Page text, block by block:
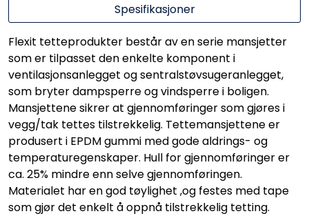
Spesifikasjoner
Flexit tetteprodukter består av en serie mansjetter
som er tilpasset den enkelte komponent i
ventilasjonsanlegget og sentralstøvsugeranlegget,
som bryter dampsperre og vindsperre i boligen.
Mansjettene sikrer at gjennomføringer som gjøres i
vegg/tak tettes tilstrekkelig. Tettemansjettene er
produsert i EPDM gummi med gode aldrings- og
temperaturegenskaper. Hull for gjennomføringer er
ca. 25% mindre enn selve gjennomføringen.
Materialet har en god tøylighet ,og festes med tape
som gjør det enkelt å oppnå tilstrekkelig tetting.